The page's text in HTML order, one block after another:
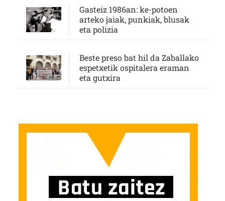
Gasteiz 1986an: ke-potoen
arteko jaiak, punkiak, blusak
eta polizia
Beste preso bat hil da Zaballako
espetxetik ospitalera eraman
eta gutxira